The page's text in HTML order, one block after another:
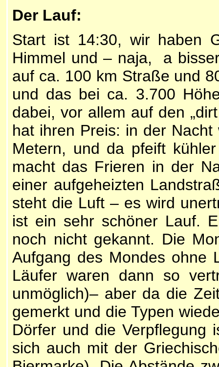
Der Lauf:
Start ist 14:30, wir haben
Himmel und – naja, a
auf ca. 100 km Straße und
und das bei ca. 3.700
dabei, vor allem auf den
hat ihren Preis: in der
Metern, und da pfeift
macht das Frieren in der
einer aufgeheizten
steht die Luft – es wird
ist ein sehr schöner Lauf.
noch nicht gekannt. Die
Aufgang des Mondes ohne
Läufer waren dann so
unmöglich)– aber da die
gemerkt und die Typen
Dörfer und die Verpflegung
sich auch mit der